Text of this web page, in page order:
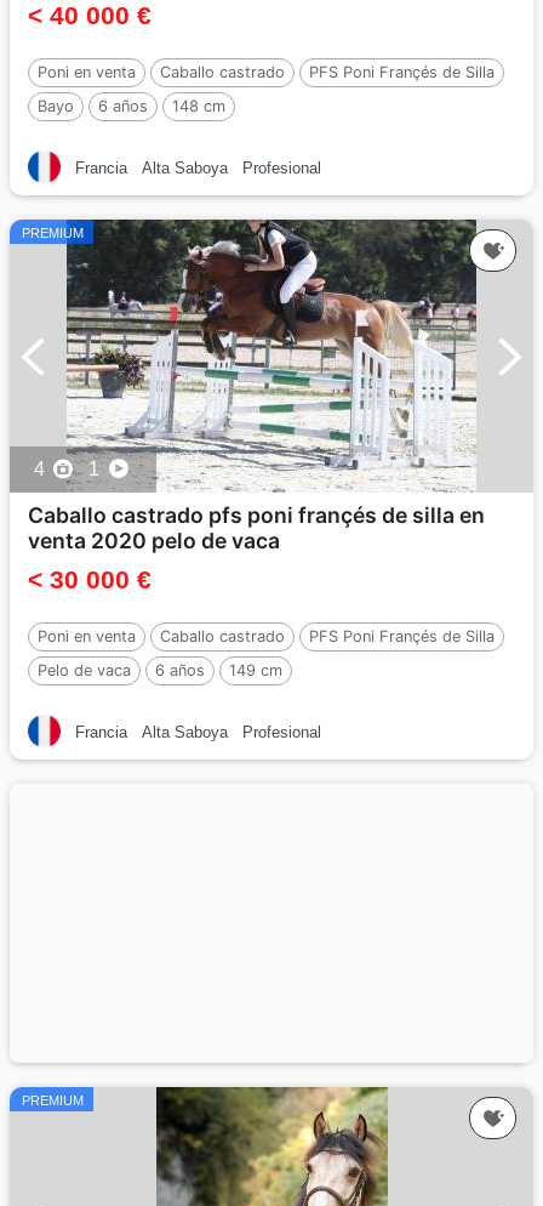
< 40 000 €
Poni en venta Caballo castrado
PFS Poni Françés de Silla
Bayo
6 años 148 cm
Francia Alta Saboya Profesional
PREMIUM
4 1
Caballo castrado pfs poni françés de silla en
venta 2020 pelo de vaca
< 30 000 €
Poni en venta Caballo castrado
PFS Poni Françés de Silla
Pelo de vaca
6 años 149 cm
Francia Alta Saboya Profesional
PREMIUM